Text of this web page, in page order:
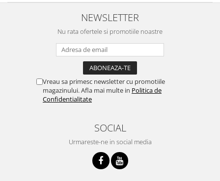
NEWSLETTER
Nu rata ofertele si promotiile noastre
Vreau sa primesc newsletter cu promotiile
magazinului. Afla mai multe in Politica de
Confidentialitate
SOCIAL
Urmareste-ne in social media